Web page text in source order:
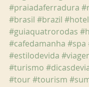
#praiadaferradura
#brasil #brazil #hotel
#guiaquatrorodas
#cafedamanha #spa
#estilodevida
#turismo
#tour #tourism